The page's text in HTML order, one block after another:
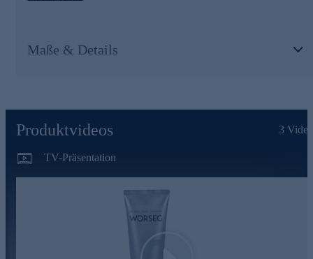
Zahnfleischpflege mit 8 ausgewählten Kräuterextrakten,
Zahnfleischreizungen
Natriumfluorid, Eryhtritol und Calcium sorgen für
Kariesschutz und Remineralisation
Jetzt online für die tägliche Zahnreinigung bestellen.
Maße & Details
Produktvideos 3
TV-Präsentation